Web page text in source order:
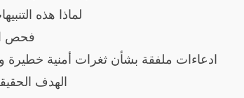
لماذا هذه
فحص
ادعاءات ملفقة بشأن ثغرات أمنية خطيرة
الهدف